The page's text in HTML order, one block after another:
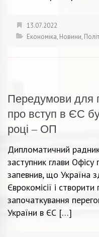
13.07.2022
Економіка, Новини,
Передумови для
про вступ в ЄС
році – ОП
Дипломатичний
заступник глави
запевнив, що Україна
Єврокомісії і
започаткування
України в ЄС […]